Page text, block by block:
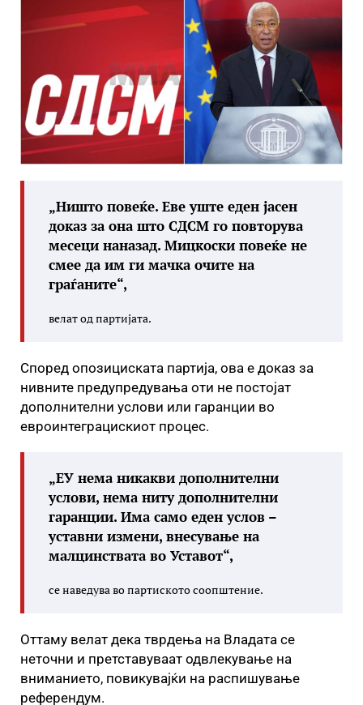
„Ништо повеќе. Еве уште еден јасен
доказ за она што СДСМ го повторува
месеци наназад. Мицкоски повеќе не
смее да им ги мачка очите на
граѓаните“,
велат од партијата.
Според опозициската партија, ова е доказ за
нивните предупредувања оти не постојат
дополнителни услови или гаранции во
евроинтеграцискиот процес.
„ЕУ нема никакви дополнителни
услови, нема ниту дополнителни
гаранции. Има само еден услов –
уставни измени, внесување на
малцинствата во Уставот“,
се наведува во партиското соопштение.
Оттаму велат дека тврдења на Владата се
неточни и претставуваат одвлекување на
вниманието, повикувајќи на распишување
референдум.